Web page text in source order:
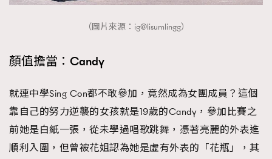
（圖片來源：ig@lisumlingg）
顏值擔當：Candy
就連中學Sing Con都不敢參加，竟然成為女團成員？這個
靠自己的努力逆襲的女孩就是19歲的Candy，參加比賽之
前她是白紙一張，從未學過唱歌跳舞，憑著亮麗的外表進
順利入圍，但曾被花姐認為她是虛有外表的「花瓶」，其